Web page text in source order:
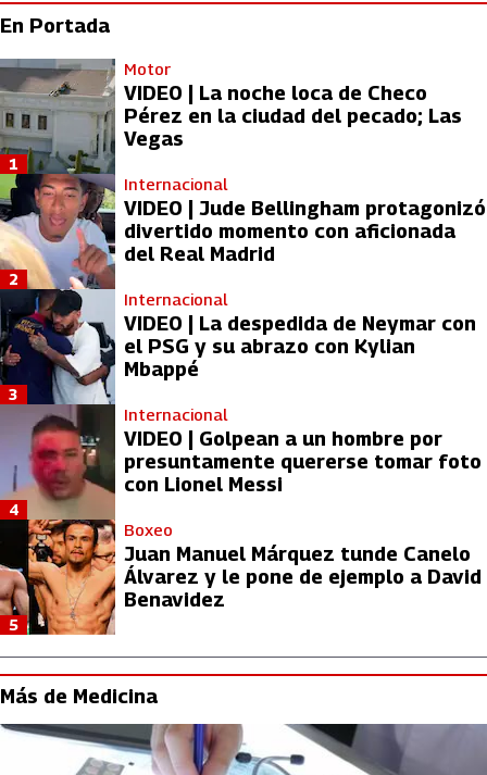
En Portada
Motor
VIDEO | La noche loca de Checo
Pérez en la ciudad del pecado; Las
Vegas
1
Internacional
VIDEO | Jude Bellingham protagonizó
divertido momento con aficionada
del Real Madrid
2
Internacional
VIDEO | La despedida de Neymar con
el PSG y su abrazo con Kylian
Mbappé
3
Internacional
VIDEO | Golpean a un hombre por
presuntamente quererse tomar foto
con Lionel Messi
4
Boxeo
Juan Manuel Márquez tunde Canelo
Álvarez y le pone de ejemplo a David
Benavidez
5
Más de Medicina